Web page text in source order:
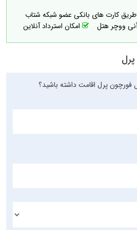
کارت های بانکی عضو شبکه شتاب
ووچر هتل
امکان استرداد آنلاین
پرل اقامت داشته باشید؟